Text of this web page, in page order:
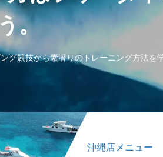
。
グ競技から素潜りのトレーニング方法を
沖縄店メニュー